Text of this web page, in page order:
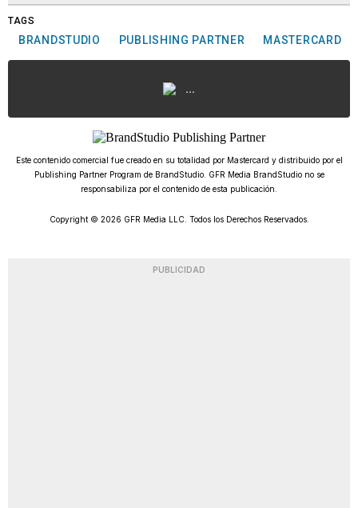
TAGS
BRANDSTUDIO PUBLISHING PARTNER MASTERCARD
...
Este contenido comercial fue creado en su totalidad por Mastercard y distribuido por el
Publishing Partner Program de BrandStudio. GFR Media BrandStudio no se
responsabiliza por el contenido de esta publicación.
Copyright © 2026 GFR Media LLC. Todos los Derechos Reservados.
PUBLICIDAD